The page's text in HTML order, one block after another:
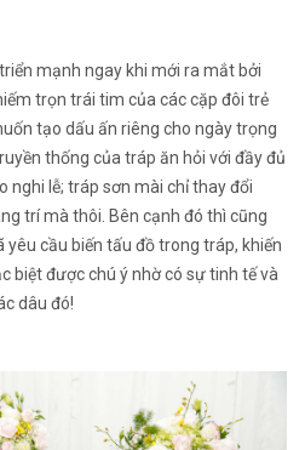
mạnh ngay khi mới ra mắt bởi
trọn trái tim của các cặp đôi trẻ
tạo dấu ấn riêng cho ngày trọng
thống của tráp ăn hỏi với đầy đủ
nghi lễ; tráp sơn mài chỉ thay đổi
trí mà thôi. Bên cạnh đó thì cũng
yêu cầu biến tấu đồ trong tráp, khiến
biệt được chú ý nhờ có sự tinh tế và
dâu đó!